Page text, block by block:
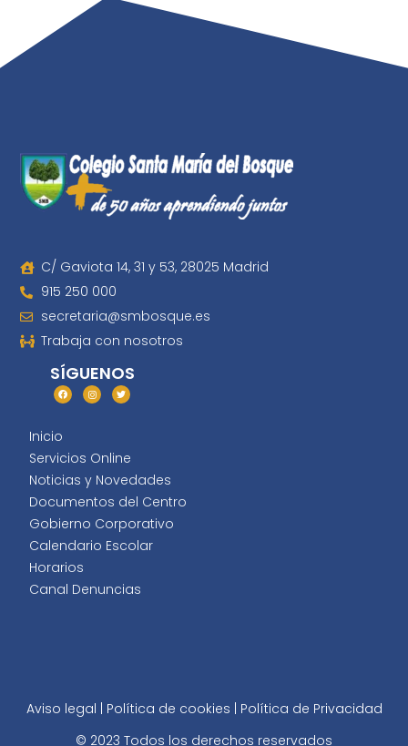
C/ Gaviota 14, 31 y 53, 28025 Madrid
915 250 000
secretaria@smbosque.es
Trabaja con nosotros
Inicio
Servicios Online
Noticias y Novedades
Documentos del Centro
Gobierno Corporativo
Calendario Escolar
Horarios
Canal Denuncias
SÍGUENOS
Aviso legal | Política de cookies | Política de Privacidad
© 2023 Todos los derechos reservados